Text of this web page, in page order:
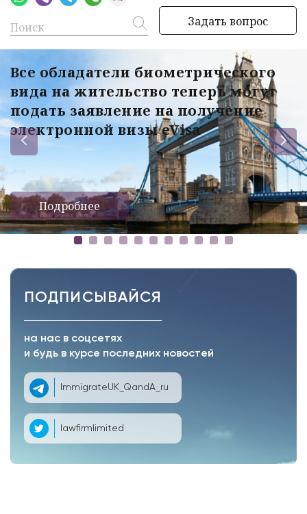
Задать вопрос
Все обладатели биометрического
вида на жительство теперь могут
подать заявление на получение
электронной визы eVisa
Подробнее
ПОДПИСЫВАЙСЯ
на нас в соцсетях
и будь в курсе последних новостей
ImmigrateUK_QandA_ru
lawfirmlimited